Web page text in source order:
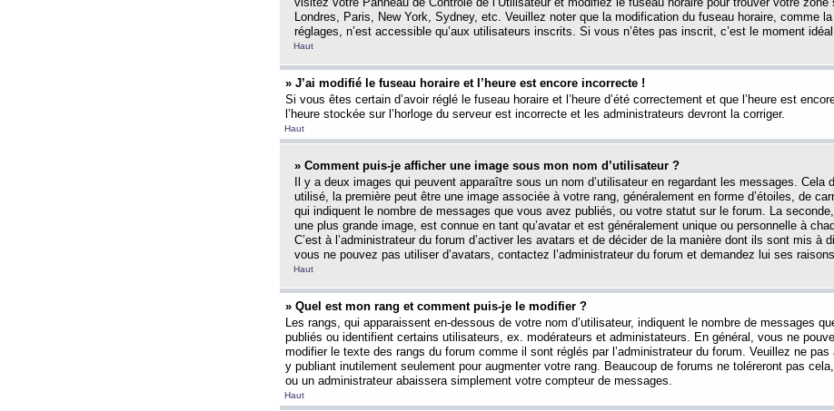
Londres, Paris, New York, Sydney, etc. Veuillez noter que la modification du fuseau horaire, comme
réglages, n’est accessible qu’aux utilisateurs inscrits. Si vous n’êtes pas inscrit, c’est le moment
Haut
» J’ai modifié le fuseau horaire et l’heure est encore incorrecte !
Si vous êtes certain d’avoir réglé le fuseau horaire et l’heure d’été correctement et que l’heure est
l’heure stockée sur l’horloge du serveur est incorrecte et les administrateurs devront la corriger.
Haut
» Comment puis-je afficher une image sous mon nom d’utilisateur ?
Il y a deux images qui peuvent apparaître sous un nom d’utilisateur en regardant les messages. Cela
utilisé, la première peut être une image associée à votre rang, généralement en forme d’étoiles, de
qui indiquent le nombre de messages que vous avez publiés, ou votre statut sur le forum. La
une plus grande image, est connue en tant qu’avatar et est généralement unique ou personnelle à
C’est à l’administrateur du forum d’activer les avatars et de décider de la manière dont ils sont mis à
vous ne pouvez pas utiliser d’avatars, contactez l’administrateur du forum et demandez lui ses
Haut
» Quel est mon rang et comment puis-je le modifier ?
Les rangs, qui apparaissent en-dessous de votre nom d’utilisateur, indiquent le nombre de messages
publiés ou identifient certains utilisateurs, ex. modérateurs et administateurs. En général, vous ne
modifier le texte des rangs du forum comme il sont réglés par l’administrateur du forum. Veuillez ne pas
y publiant inutilement seulement pour augmenter votre rang. Beaucoup de forums ne toléreront pas
ou un administrateur abaissera simplement votre compteur de messages.
Haut